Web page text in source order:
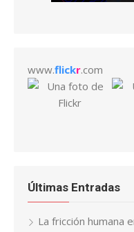
www.flickr.com
Últimas Entradas
La fricción humana